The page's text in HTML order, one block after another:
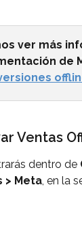
ver más
de
Ventas
dentro de
> Meta, en la